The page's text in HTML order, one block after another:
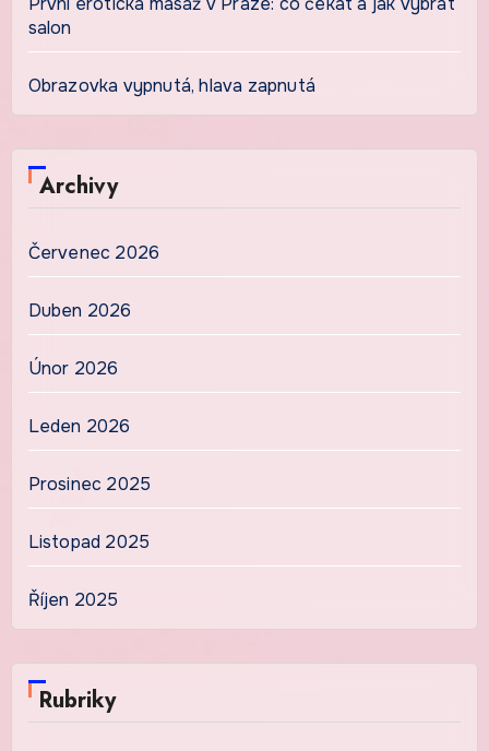
salon
Obrazovka vypnutá, hlava zapnutá
Archivy
Červenec 2026
Duben 2026
Únor 2026
Leden 2026
Prosinec 2025
Listopad 2025
Říjen 2025
Rubriky